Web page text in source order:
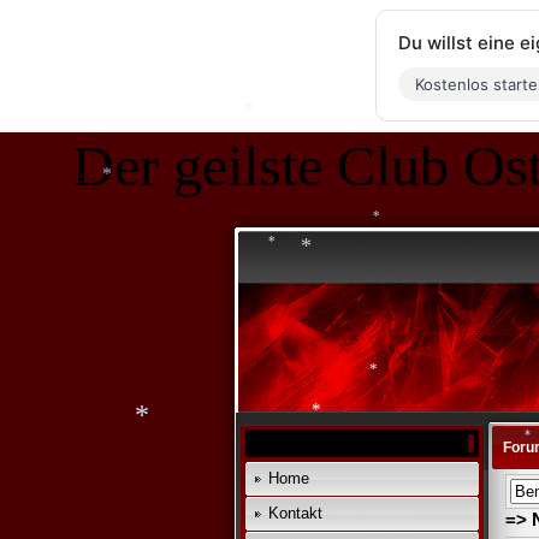
Der geilste Club
Home
Kontakt
=>
Du willst eine
Kostenlos
*
*
*
*
*
*